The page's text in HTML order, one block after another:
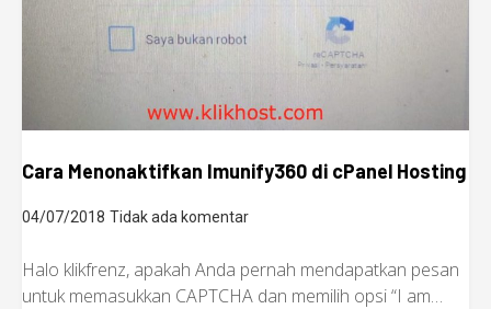
Cara Menonaktifkan Imunify360 di cPanel Hosting
04/07/2018 Tidak ada komentar
Halo klikfrenz, apakah Anda pernah mendapatkan pesan
untuk memasukkan CAPTCHA dan memilih opsi “I am…